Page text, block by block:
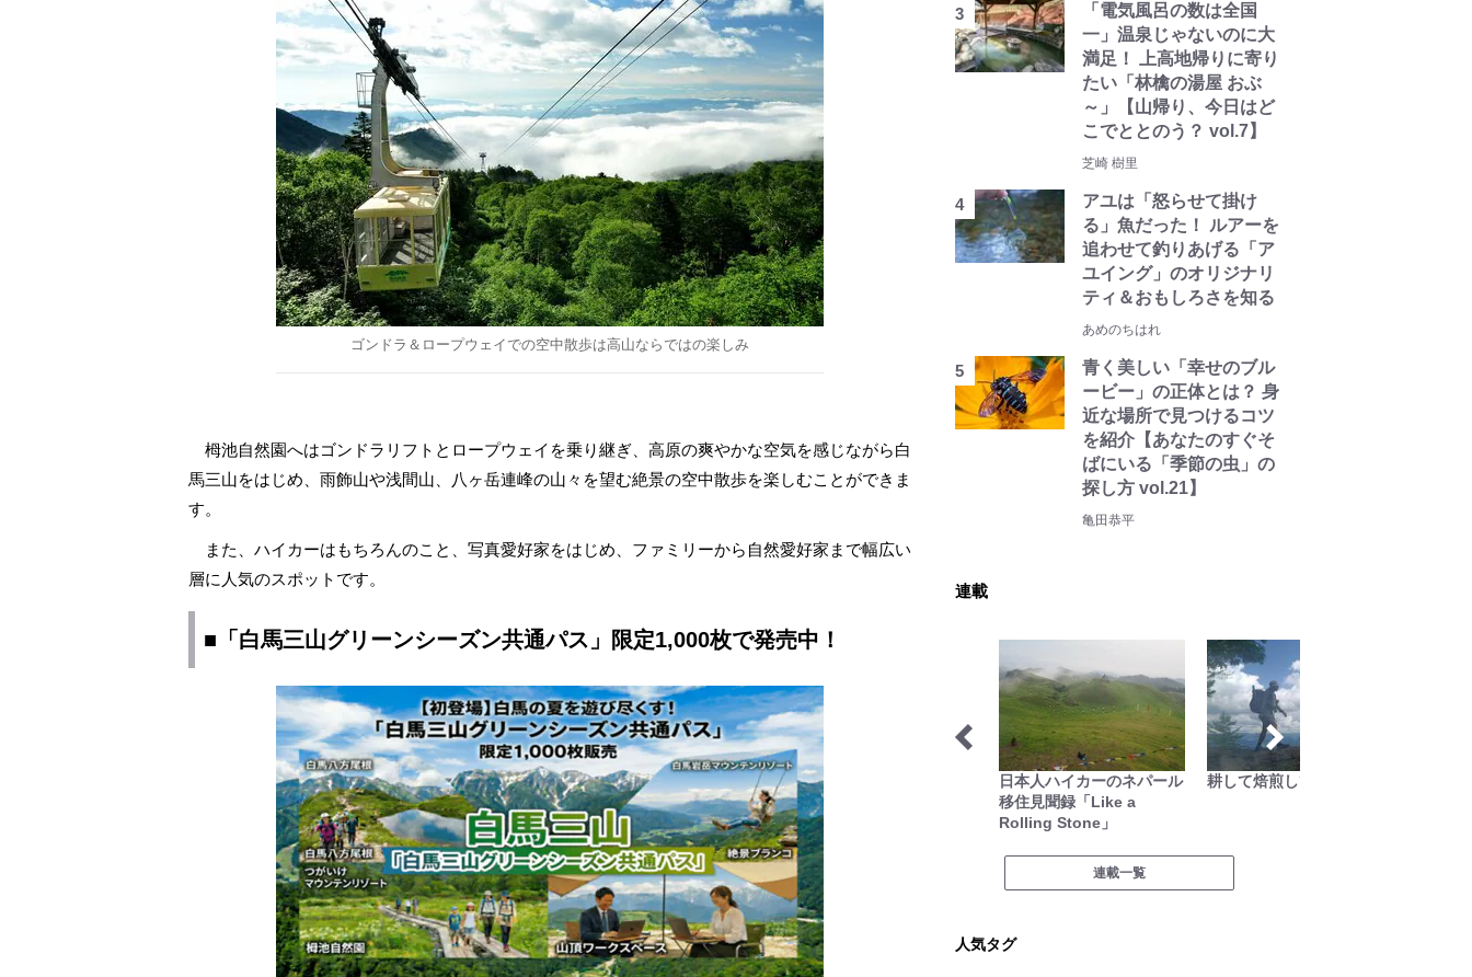
ゴンドラ＆ロープウェイでの空中散歩は高山ならではの楽しみ
栂池自然園へはゴンドラリフトとロープウェイを乗り継ぎ、高原の爽やかな空気を感じながら白
馬三山をはじめ、雨飾山や浅間山、八ヶ岳連峰の山々を望む絶景の空中散歩を楽しむことができま
す。
また、ハイカーはもちろんのこと、写真愛好家をはじめ、ファミリーから自然愛好家まで幅広い
層に人気のスポットです。
■「白馬三山グリーンシーズン共通パス」限定1,000枚で発売中！
「電気風呂の数は全国
一」温泉じゃないのに大
満足！ 上高地帰りに寄り
たい「林檎の湯屋 おぶ
～」【山帰り、今日はど
こでととのう？ vol.7】
芝崎 樹里
アユは「怒らせて掛け
る」魚だった！ ルアーを
追わせて釣りあげる「ア
ユイング」のオリジナリ
ティ＆おもしろさを知る
あめのちはれ
青く美しい「幸せのブル
ービー」の正体とは？ 身
近な場所で見つけるコツ
を紹介【あなたのすぐそ
ばにいる「季節の虫」の
探し方 vol.21】
亀田恭平
連載
拝啓絶景
古くて新しい「ブッシュク
ラフト」の世界
日本人ハイカーのネパール
移住見聞録「Like a
Rolling Stone」
耕して焙煎して走る男
連載一覧
人気タグ